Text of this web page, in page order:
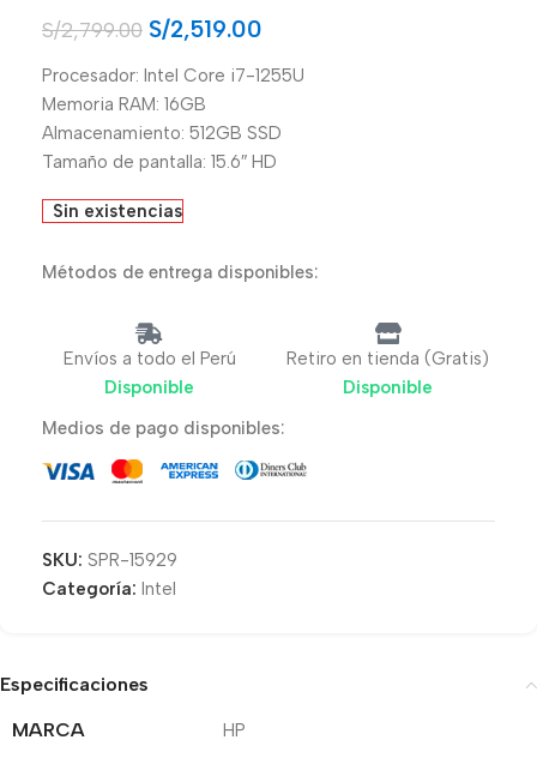
S/2,799.00 S/2,519.00
Procesador: Intel Core i7-1255U
Memoria RAM: 16GB
Almacenamiento: 512GB SSD
Tamaño de pantalla: 15.6″ HD
Sin existencias
Métodos de entrega disponibles:
Envíos a todo el Perú
Disponible
Retiro en tienda (Gratis)
Disponible
Medios de pago disponibles:
SKU: SPR-15929
Categoría: Intel
Especificaciones
MARCA
HP